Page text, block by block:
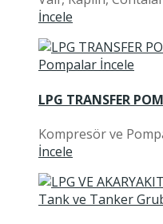
İncele
LPG TRANSFER
Kompresör ve
İncele